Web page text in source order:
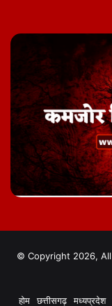
© Copyright 2026,
होम
छत्तीसगढ़ मध्यप्रदेश